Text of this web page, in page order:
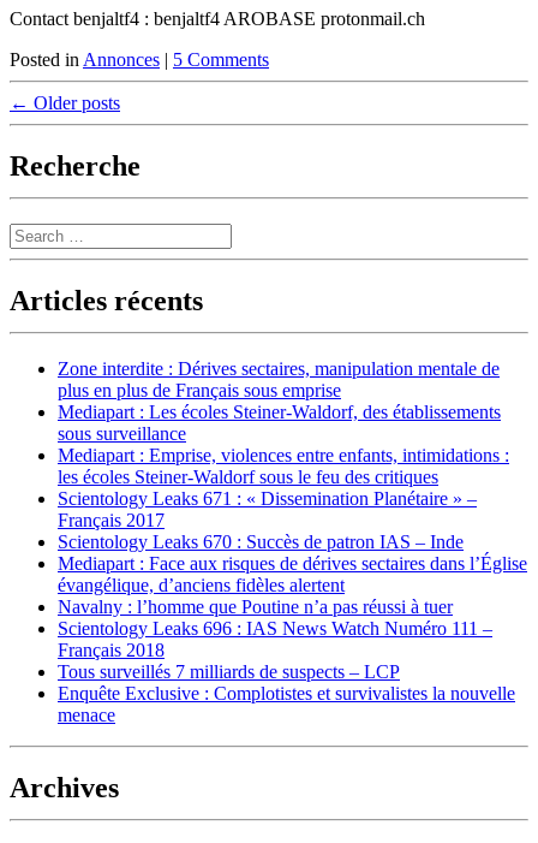
Contact benjaltf4 : benjaltf4 AROBASE protonmail.ch
Posted inAnnonces | 5 Comments
Post
navigation
← Older posts
Recherche
Search
Articles récents
Zone interdite : Dérives sectaires, manipulation mentale de
plus en plus de Français sous emprise
Mediapart : Les écoles Steiner-Waldorf, des établissements
sous surveillance
Mediapart : Emprise, violences entre enfants, intimidations :
les écoles Steiner-Waldorf sous le feu des critiques
Scientology Leaks 671 : « Dissemination Planétaire » –
Français 2017
Scientology Leaks 670 : Succès de patron IAS – Inde
Mediapart : Face aux risques de dérives sectaires dans l’Église
évangélique, d’anciens fidèles alertent
Navalny : l’homme que Poutine n’a pas réussi à tuer
Scientology Leaks 696 : IAS News Watch Numéro 111 –
Français 2018
Tous surveillés 7 milliards de suspects – LCP
Enquête Exclusive : Complotistes et survivalistes la nouvelle
menace
Archives